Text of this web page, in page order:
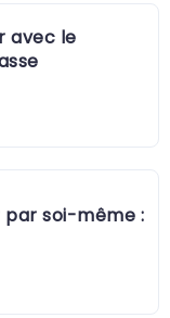
avec le
soi-même :